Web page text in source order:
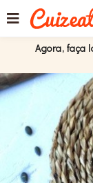
Agora, faça